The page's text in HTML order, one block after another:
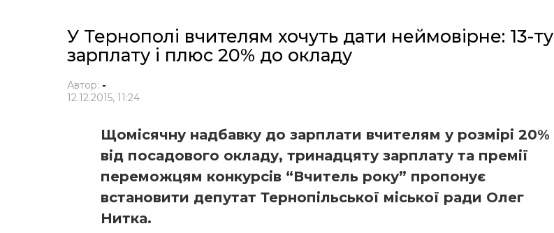
У Тернополі вчителям хочуть дати неймовірне: 13-ту
зарплату і плюс 20% до окладу
Автор: -
12.12.2015, 11:24
Щомісячну надбавку до зарплати вчителям у розмірі 20%
від посадового окладу, тринадцяту зарплату та премії
переможцям конкурсів “Вчитель року” пропонує
встановити депутат Тернопільської міської ради Олег
Нитка.